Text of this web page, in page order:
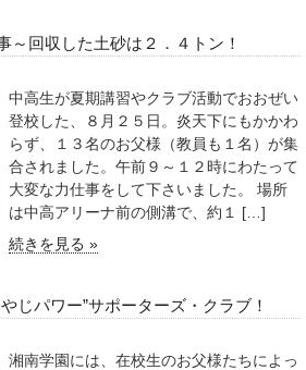
～回収した土砂は２．４トン！
中高生が夏期講習やクラブ活動でおおぜい
登校した、８月２５日。炎天下にもかかわ
らず、１３名のお父様（教員も１名）が集
合されました。午前９～１２時にわたって
大変な力仕事をして下さいました。 場所
は中高アリーナ前の側溝で、約１ […]
続きを見る »
じパワー”サポーターズ・クラブ！
湘南学園には、在校生のお父様たちによっ